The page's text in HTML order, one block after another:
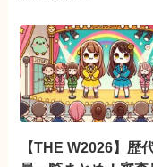
【THE W2026】歴